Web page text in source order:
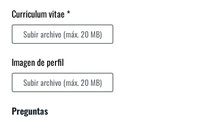
Curriculum vitae *
Subir archivo (máx. 20 MB)
Imagen de perfil
Subir archivo (máx. 20 MB)
Preguntas